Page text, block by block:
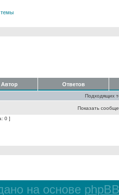
темы
Автор Ответов
Подходящих
Показать
0 ]
на основе phpBB